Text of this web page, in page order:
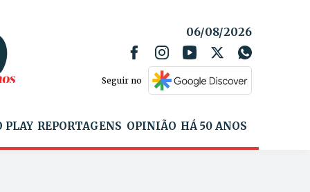
06/08/2026
Seguir no
PLAY REPORTAGENS OPINIÃO HÁ 50 ANOS